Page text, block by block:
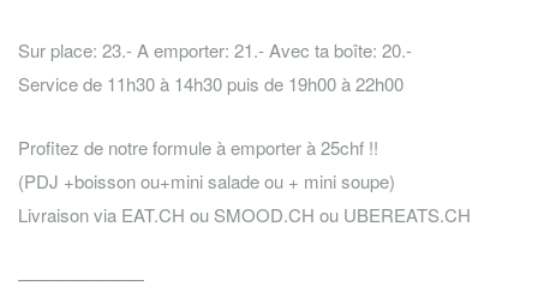
Sur place: 23.- A emporter: 21.- Avec ta boîte: 20.-
Service de 11h30 à 14h30 puis de 19h00 à 22h00
Profitez de notre formule à emporter à 25chf !!
(PDJ +boisson ou+mini salade ou + mini soupe)
Livraison via EAT.CH ou SMOOD.CH ou UBEREATS.CH
———————